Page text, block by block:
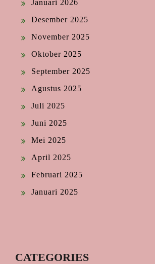
Januari 2026
Desember 2025
November 2025
Oktober 2025
September 2025
Agustus 2025
Juli 2025
Juni 2025
Mei 2025
April 2025
Februari 2025
Januari 2025
CATEGORIES